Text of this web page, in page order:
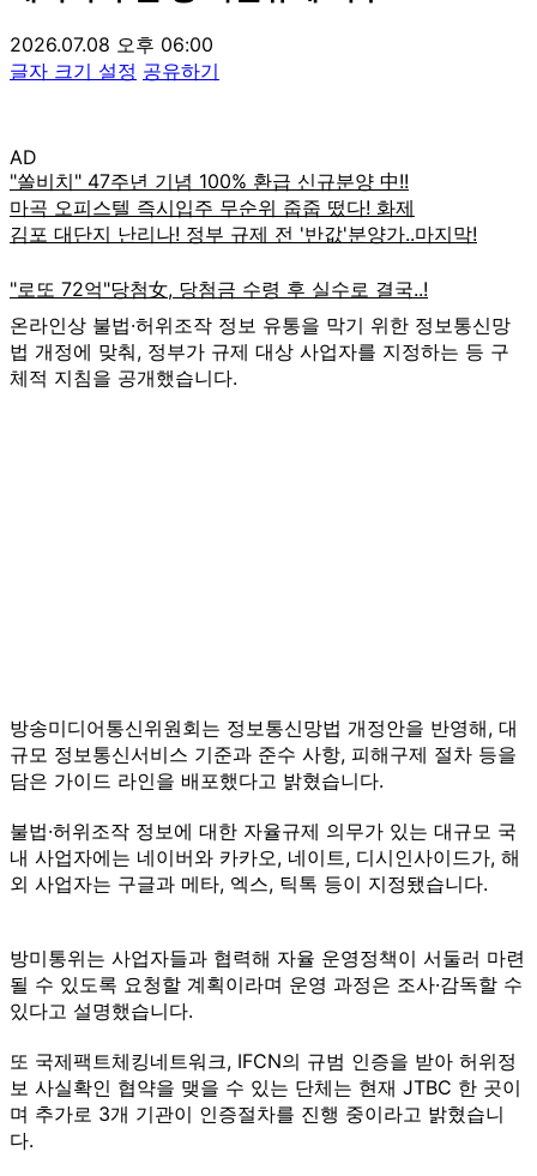
2026.07.08 오후 06:00
글자 크기 설정 공유하기
AD
온라인상 불법·허위조작 정보 유통을 막기 위한 정보통신망
법 개정에 맞춰, 정부가 규제 대상 사업자를 지정하는 등 구
체적 지침을 공개했습니다.
방송미디어통신위원회는 정보통신망법 개정안을 반영해, 대
규모 정보통신서비스 기준과 준수 사항, 피해구제 절차 등을
담은 가이드 라인을 배포했다고 밝혔습니다.
불법·허위조작 정보에 대한 자율규제 의무가 있는 대규모 국
내 사업자에는 네이버와 카카오, 네이트, 디시인사이드가, 해
외 사업자는 구글과 메타, 엑스, 틱톡 등이 지정됐습니다.
방미통위는 사업자들과 협력해 자율 운영정책이 서둘러 마련
될 수 있도록 요청할 계획이라며 운영 과정은 조사·감독할 수
있다고 설명했습니다.
또 국제팩트체킹네트워크, IFCN의 규범 인증을 받아 허위정
보 사실확인 협약을 맺을 수 있는 단체는 현재 JTBC 한 곳이
며 추가로 3개 기관이 인증절차를 진행 중이라고 밝혔습니
다.